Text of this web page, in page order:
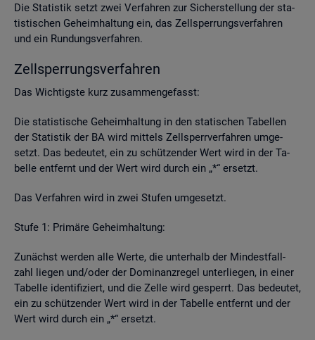
Die Sta­tis­tik setzt zwei Ver­fah­ren zur Si­cher­stel­lung der sta­
tis­ti­schen Ge­heim­hal­tung ein, das Zell­sper­rungs­ver­fah­ren
und ein Run­dungs­ver­fah­ren.
Zell­sper­rungs­ver­fah­ren
Das Wich­tigs­te kurz zu­sam­men­ge­fasst:
Die sta­tis­ti­sche Ge­heim­hal­tung in den sta­ti­schen Ta­bel­len
der Sta­tis­tik der BA wird mit­tels Zell­sperr­ver­fah­ren um­ge­
setzt. Das be­deu­tet, ein zu schüt­zen­der Wert wird in der Ta­
bel­le ent­fernt und der Wert wird durch ein „*“ er­setzt.
Das Ver­fah­ren wird in zwei Stu­fen um­ge­setzt.
Stufe 1: Pri­mä­re Ge­heim­hal­tung:
Zu­nächst wer­den alle Werte, die un­ter­halb der Min­dest­fall­
zahl lie­gen und/oder der Do­mi­nanz­re­gel un­ter­lie­gen, in einer
Ta­bel­le iden­ti­fi­ziert, und die Zelle wird ge­sperrt. Das be­deu­tet,
ein zu schüt­zen­der Wert wird in der Ta­bel­le ent­fernt und der
Wert wird durch ein „*“ er­setzt.